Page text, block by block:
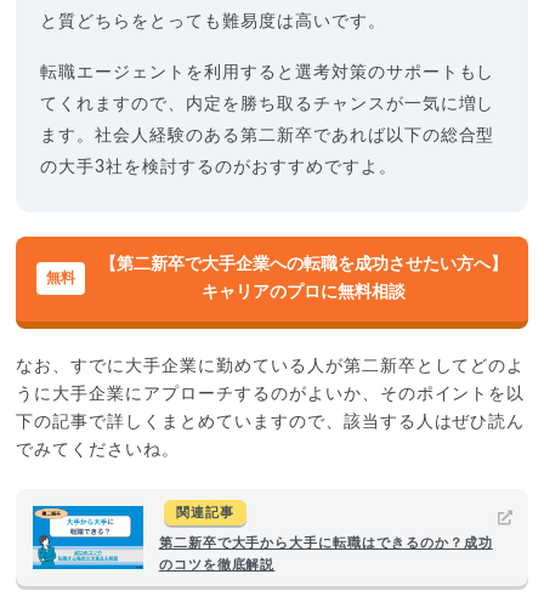
と質どちらをとっても難易度は高いです。
転職エージェントを利用すると選考対策のサポートもし
てくれますので、内定を勝ち取るチャンスが一気に増し
ます。社会人経験のある第二新卒であれば以下の総合型
の大手3社を検討するのがおすすめですよ。
【第二新卒で大手企業への転職を成功させたい方へ】
キャリアのプロに無料相談
なお、すでに大手企業に勤めている人が第二新卒としてどのよ
うに大手企業にアプローチするのがよいか、そのポイントを以
下の記事で詳しくまとめていますので、該当する人はぜひ読ん
でみてくださいね。
関連記事
第二新卒で大手から大手に転職はできるのか？成功
のコツを徹底解説